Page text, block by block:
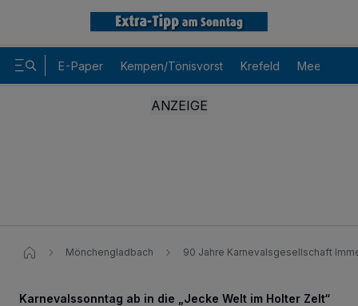
E-Paper Kempen/Tönisvorst Krefeld Meerbusch
Mönchengladbach 90 Jahre Karnevalsgesellschaft
Karnevalssonntag ab in die „Jecke Welt im Holter Zelt“